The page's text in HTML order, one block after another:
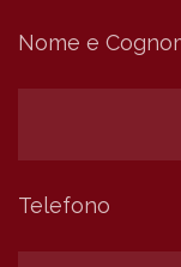
Nome e
Telefono